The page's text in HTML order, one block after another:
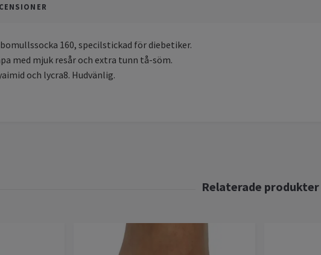
160, specilstickad för diebetiker.
med mjuk resår och extra tunn tå-söm.
och lycra8. Hudvänlig.